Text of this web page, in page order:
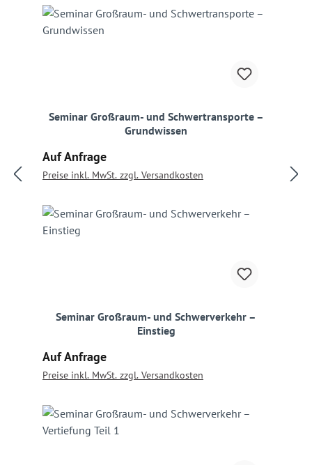
Seminar Großraum- und Schwertransporte –
Grundwissen
Regulärer Preis:
Auf Anfrage
Preise inkl. MwSt. zzgl. Versandkosten
Seminar Großraum- und Schwerverkehr –
Einstieg
Regulärer Preis:
Auf Anfrage
Preise inkl. MwSt. zzgl. Versandkosten